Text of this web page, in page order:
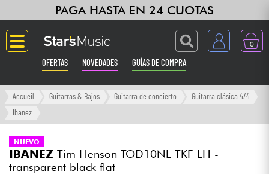
PAGA HASTA EN 24 CUOTAS
0
OFERTAS NOVEDADES GUÍAS DE COMPRA
Langue
Ampli & Efectos
Accueil Guitarras & Bajos Guitarra de concierto
Guitarra clásica 4/4
Ibanez
NUEVO
IBANEZ Tim Henson TOD10NL TKF LH -
transparent black flat